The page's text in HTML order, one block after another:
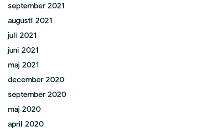
september 2021
augusti 2021
juli 2021
juni 2021
maj 2021
december 2020
september 2020
maj 2020
april 2020